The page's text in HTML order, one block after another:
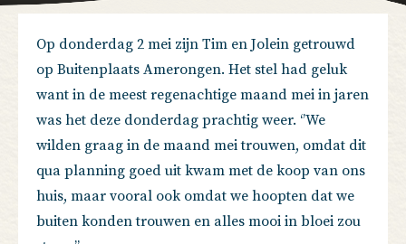
Op donderdag 2 mei zijn Tim en Jolein getrouwd
op Buitenplaats Amerongen. Het stel had geluk
want in de meest regenachtige maand mei in jaren
was het deze donderdag prachtig weer. ‘’We
wilden graag in de maand mei trouwen, omdat dit
qua planning goed uit kwam met de koop van ons
huis, maar vooral ook omdat we hoopten dat we
buiten konden trouwen en alles mooi in bloei zou